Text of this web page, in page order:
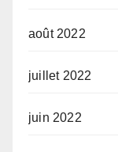
août 2022
juillet 2022
juin 2022